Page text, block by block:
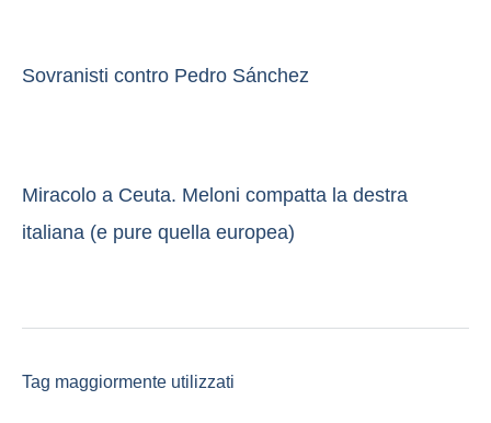
Sovranisti contro Pedro Sánchez
Miracolo a Ceuta. Meloni compatta la destra
italiana (e pure quella europea)
Tag maggiormente utilizzati